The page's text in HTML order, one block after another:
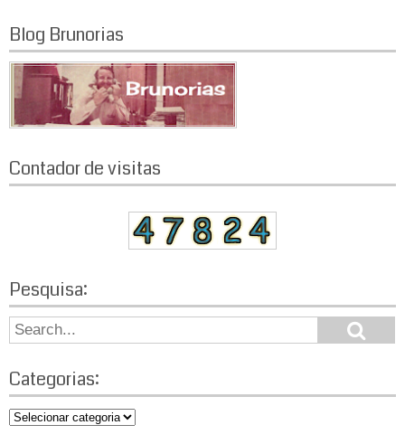
Blog Brunorias
Contador de visitas
Pesquisa:
S
e
r
c
h
e
h
Categorias:
C